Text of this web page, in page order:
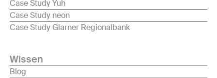
Case Study Yuh
Case Study neon
Case Study Glarner Regionalbank
Wissen
Blog